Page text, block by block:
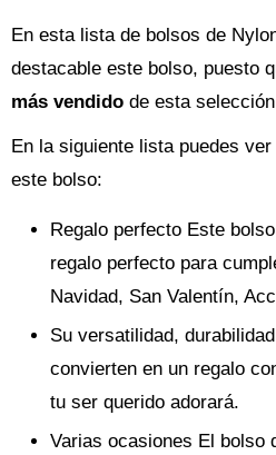
En esta lista de bolsos de
destacable este bolso, puesto
más vendido de esta
En la siguiente lista puedes
este bolso:
Regalo perfecto Este
regalo perfecto para
Navidad, San Valentín,
Su versatilidad,
convierten en un regalo
tu ser querido adorará.
Varias ocasiones El bolso